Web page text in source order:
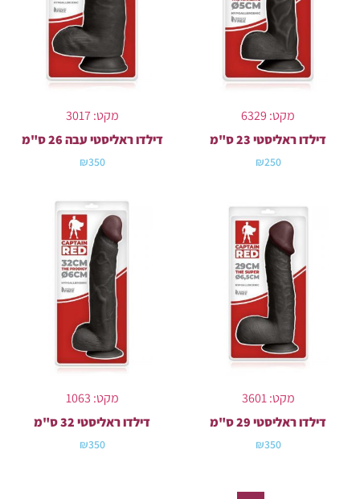
מקט: 6329
דילדו ראליסטי 23 ס"מ
₪250
מקט: 3017
דילדו ראליסטי עבה 26 ס"מ
₪350
מקט: 3601
דילדו ראליסטי 29 ס"מ
₪350
מקט: 1063
דילדו ראליסטי 32 ס"מ
₪350